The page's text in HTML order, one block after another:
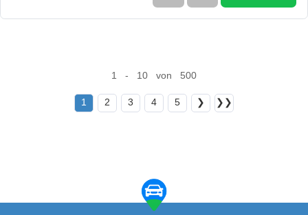
1 - 10 von 500
1 2 3 4 5 ❯ ❯❯